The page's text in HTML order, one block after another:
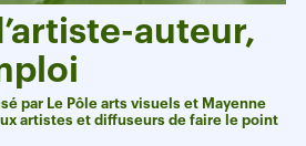
auteur,
par Le Pôle arts visuels et Mayenne
artistes et diffuseurs de faire le point